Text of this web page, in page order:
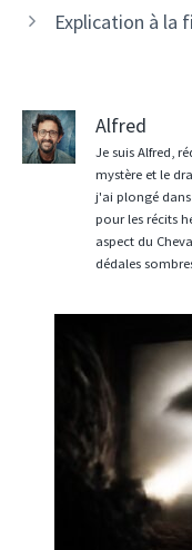
Explication à la
Alfred
Je suis Alfred,
mystère et le
j'ai plongé
pour les récits
aspect du
dédales